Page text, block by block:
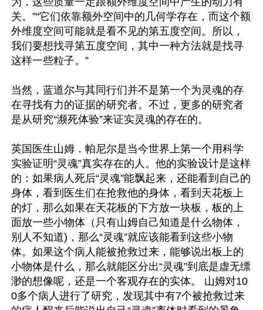
关。”“它们依靠额外空间中的几何学存在，而这个额
外维度空间可能就是看不见的第五度空间。所以，
我们要想找寻第五度空间，其中一种方法就是找寻
这样一些粒子。”
当然，蓝道尔与其同行们并不是第一个为灵魂的存
在寻找有力的证据的研究者。不过，更多的研究者
是从研究“濒死体验”来证实灵魂的存在的。
英国医生山姆．帕尼尔是当今世界上第一个用科学
实验证明“灵魂”真实存在的人。他的实验设计是这样
的：如果病人死后“灵魂”能飘起来，还能看到自己的
身体，看到医生们在抢救他的身体，看到天花板上
的灯，那么如果在天花板的下方放一块板，板的上
面放一些小物体（只有山姆自己知道是什么物体，
别人不知道)，那么“灵魂”就应该能看到这些小物
体。如果这个病人能被抢救过来，能够说出板上的
小物体是什么，那么就能区分出“灵魂”到底是虚无缥
渺的想像呢，还是一个客观存在的实体。 山姆对10
0多个病人进行了研究，发现其中有7个被抢救过来